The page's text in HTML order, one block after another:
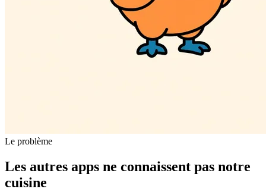
Le problème
Les autres apps ne connaissent pas notre
cuisine